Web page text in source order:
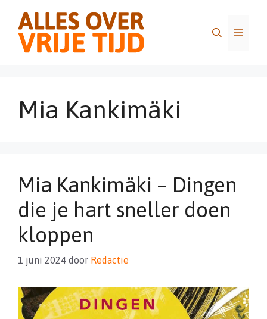
inhoud
Menu
Mia Kankimäki
Mia Kankimäki – Dingen
die je hart sneller doen
kloppen
1 juni 2024 door Redactie